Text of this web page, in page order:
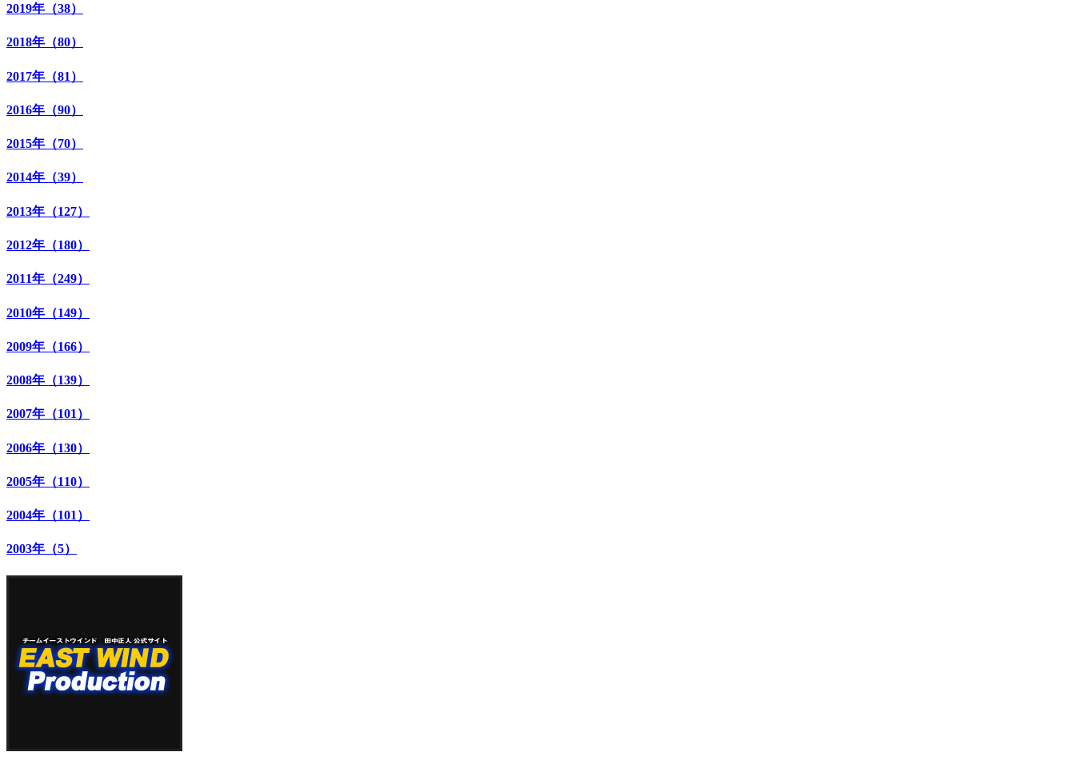
2019年（38）
2018年（80）
2017年（81）
2016年（90）
2015年（70）
2014年（39）
2013年（127）
2012年（180）
2011年（249）
2010年（149）
2009年（166）
2008年（139）
2007年（101）
2006年（130）
2005年（110）
2004年（101）
2003年（5）